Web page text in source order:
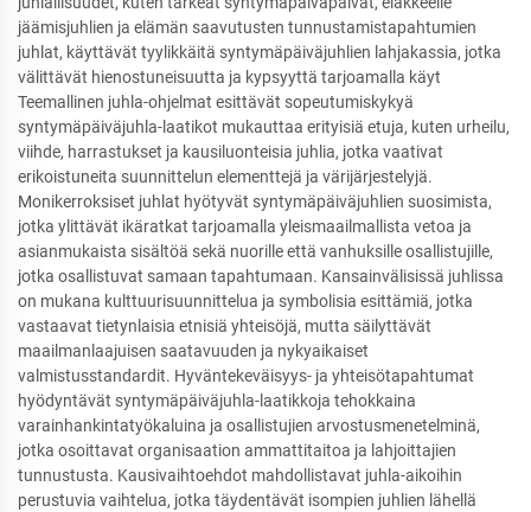
jäämisjuhlien ja elämän saavutusten tunnustamistapahtumien
juhlat, käyttävät tyylikkäitä syntymäpäiväjuhlien lahjakassia, jotka
välittävät hienostuneisuutta ja kypsyyttä tarjoamalla käyt
Teemallinen juhla-ohjelmat esittävät sopeutumiskykyä
syntymäpäiväjuhla-laatikot mukauttaa erityisiä etuja, kuten urheilu,
viihde, harrastukset ja kausiluonteisia juhlia, jotka vaativat
erikoistuneita suunnittelun elementtejä ja värijärjestelyjä.
Monikerroksiset juhlat hyötyvät syntymäpäiväjuhlien suosimista,
jotka ylittävät ikäratkat tarjoamalla yleismaailmallista vetoa ja
asianmukaista sisältöä sekä nuorille että vanhuksille osallistujille,
jotka osallistuvat samaan tapahtumaan. Kansainvälisissä juhlissa
on mukana kulttuurisuunnittelua ja symbolisia esittämiä, jotka
vastaavat tietynlaisia etnisiä yhteisöjä, mutta säilyttävät
maailmanlaajuisen saatavuuden ja nykyaikaiset
valmistusstandardit. Hyväntekeväisyys- ja yhteisötapahtumat
hyödyntävät syntymäpäiväjuhla-laatikkoja tehokkaina
varainhankintatyökaluina ja osallistujien arvostusmenetelminä,
jotka osoittavat organisaation ammattitaitoa ja lahjoittajien
tunnustusta. Kausivaihtoehdot mahdollistavat juhla-aikoihin
perustuvia vaihtelua, jotka täydentävät isompien juhlien lähellä